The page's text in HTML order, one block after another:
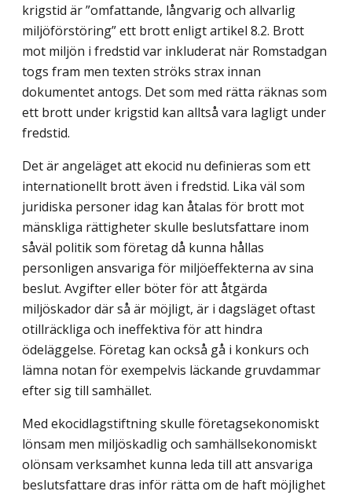
krigstid är ”omfattande, långvarig och allvarlig
miljöförstöring” ett brott enligt artikel 8.2. Brott
mot miljön i fredstid var inkluderat när Romstadgan
togs fram men texten ströks strax innan
dokumentet antogs. Det som med rätta räknas som
ett brott under krigstid kan alltså vara lagligt under
fredstid.
Det är angeläget att ekocid nu definieras som ett
internationellt brott även i fredstid. Lika väl som
juridiska personer idag kan åtalas för brott mot
mänskliga rättigheter skulle beslutsfattare inom
såväl politik som företag då kunna hållas
personligen ansvariga för miljöeffekterna av sina
beslut. Avgifter eller böter för att åtgärda
miljöskador där så är möjligt, är i dagsläget oftast
otillräckliga och ineffektiva för att hindra
ödeläggelse. Företag kan också gå i konkurs och
lämna notan för exempelvis läckande gruvdammar
efter sig till samhället.
Med ekocidlagstiftning skulle företagsekonomiskt
lönsam men miljöskadlig och samhällsekonomiskt
olönsam verksamhet kunna leda till att ansvariga
beslutsfattare dras inför rätta om de haft möjlighet